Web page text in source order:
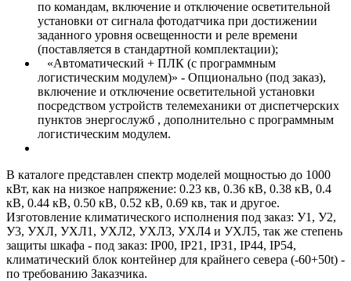
по командам, включение и отключение осветительной
установки от сигнала фотодатчика при достижении
заданного уровня освещенности и реле времени
(поставляется в стандартной комплектации);
«Автоматический + ПЛК (с программным
логистическим модулем)» - Опционально (под заказ),
включение и отключение осветительной установки
посредством устройств телемеханики от диспетчерских
пунктов энергослужб , дополнительно с программным
логистическим модулем.
В каталоге представлен спектр моделей мощностью до 1000
кВт, как на низкое напряжение: 0.23 кв, 0.36 кВ, 0.38 кВ, 0.4
кВ, 0.44 кВ, 0.50 кВ, 0.52 кВ, 0.69 кв, так и другое.
Изготовление климатического исполнения под заказ: У1, У2,
У3, УХЛ, УХЛ1, УХЛ2, УХЛ3, УХЛ4 и УХЛ5, так же степень
защиты шкафа - под заказ: IP00, IP21, IP31, IP44, IP54,
климатический блок контейнер для крайнего севера (-60+50t) -
по требованию Заказчика.